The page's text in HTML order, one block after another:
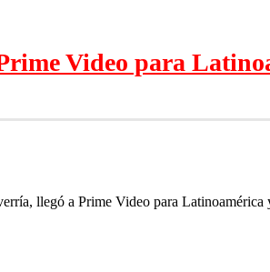
Video para
llegó a Prime Video para